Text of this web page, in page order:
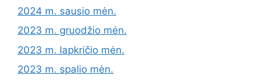
2024 m. sausio mėn.
2023 m. gruodžio mėn.
2023 m. lapkričio mėn.
2023 m. spalio mėn.